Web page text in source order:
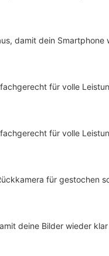
damit dein Smartphone
für volle
für volle
für gestochen
deine Bilder wieder